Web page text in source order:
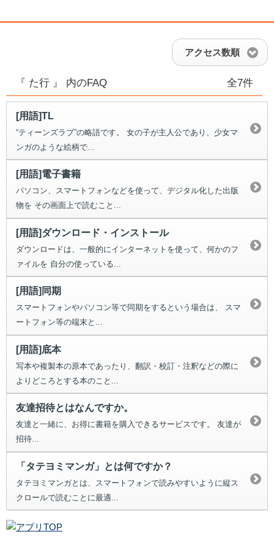
アクセス数順
『 た行 』 内のFAQ 全7件
[用語]TL
“ティーンズラブ”の略語です。 女の子が主人公であり、少女マ
ンガのような絵柄で...
[用語]電子書籍
パソコン、スマートフォンなどを使って、デジタル化した出版
物を その画面上で読むこと...
[用語]ダウンロード・インストール
ダウンロードは、一般的にインターネットを使って、何かのフ
ァイルを 自分の使っている...
[用語]同期
スマートフォンやパソコン等で同期をするという場合は、 スマ
ートフォン等の端末と...
[用語]底本
写本や複製本の原本であったり、翻訳・校訂・注釈などの際に
よりどころとする本のこと...
友達招待とはなんですか。
友達と一緒に、お得に書籍を購入できるサービスです。 友達が
招待...
「タテヨミマンガ」とは何ですか？
タテヨミマンガとは、スマートフォンで読みやすいように縦ス
クロールで読むことに最適...